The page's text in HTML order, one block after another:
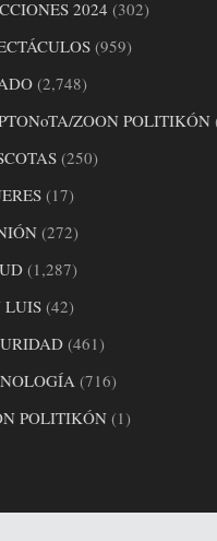
2024 (302)
(959)
(2,748)
ZOON POLITIKÓN
(250)
(17)
(272)
(1,287)
LUIS(42)
(461)
(716)
POLITIKÓN(1)